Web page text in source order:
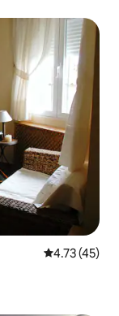
レビュー45
4.73 (45)